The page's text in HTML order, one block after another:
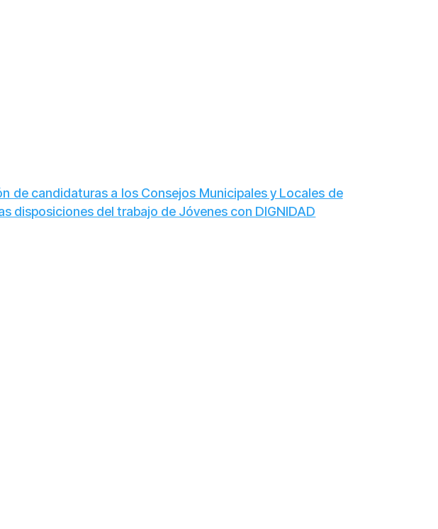
de candidaturas a los Consejos Municipales y Locales de
disposiciones del trabajo de Jóvenes con DIGNIDAD